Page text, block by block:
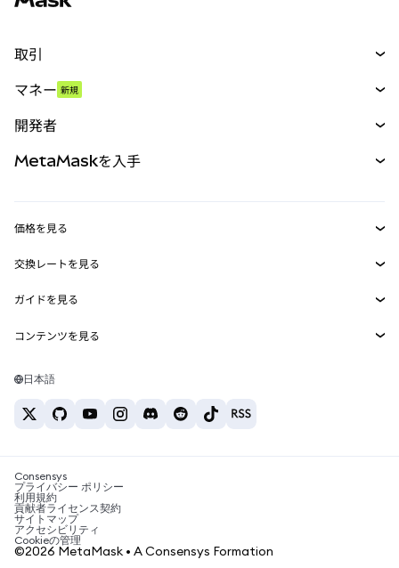
取引
パーペチュアル
RWA
マネー 新規
開発者
MetaMask Connect
Snaps
Web3サービス
MetaMaskを入手
セキュリティ
サポート
キャリア
お問い合わせ
価格を見る
イーサリアムの価格
Solanaの価格
Tetherの価格
交換レートを見る
ETH→USD
USDT→INR
BTC→INR
ETH→USDT
ガイドを見る
ETHの購入
USDTの購入
SHIBの購入
BNBの購入
コンテンツを見る
Solanaウォレット
税制関連ニュース
暗号資産の購入方法は？
ビットコインを売るには？
日本語
Consensys
プライバシー ポリシー
利用規約
貢献者ライセンス契約
サイトマップ
アクセシビリティ
Cookieの管理
©2026 MetaMask • A Consensys Formation